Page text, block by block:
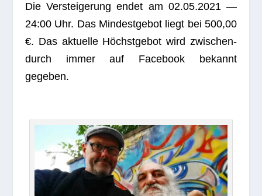
Die Ver­stei­ge­rung endet am 02.05.2021 —
24:00 Uhr. Das Min­dest­ge­bot liegt bei 500,00
€. Das aktu­elle Höchst­ge­bot wird zwi­schen­
durch immer auf Face­book bekannt
gegeben.